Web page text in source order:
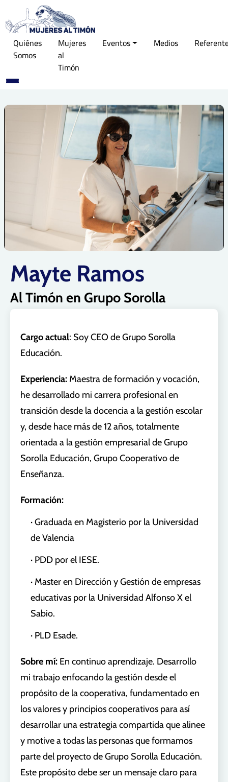
Quiénes
Somos
Mujeres
al
Timón
Eventos Medios
Mayte Ramos
Al Timón en Grupo Sorolla
Cargo actual: Soy CEO de Grupo Sorolla
Educación.
Experiencia: Maestra de formación y vocación,
he desarrollado mi carrera profesional en
transición desde la docencia a la gestión escolar
y, desde hace más de 12 años, totalmente
orientada a la gestión empresarial de Grupo
Sorolla Educación, Grupo Cooperativo de
Enseñanza.
Formación:
·Graduada en Magisterio por la Universidad
de Valencia
· PDD por el IESE.
· Master en Dirección y Gestión de empresas
educativas por la Universidad Alfonso X el
Sabio.
· PLD Esade.
Sobre mí: En continuo aprendizaje. Desarrollo
mi trabajo enfocando la gestión desde el
propósito de la cooperativa, fundamentado en
los valores y principios cooperativos para así
desarrollar una estrategia compartida que alinee
y motive a todas las personas que formamos
parte del proyecto de Grupo Sorolla Educación.
Este propósito debe ser un mensaje claro para